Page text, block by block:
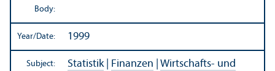
Body:
Year/Date: 1999
Subject: Statistik| Finanzen
Wirtschafts- und